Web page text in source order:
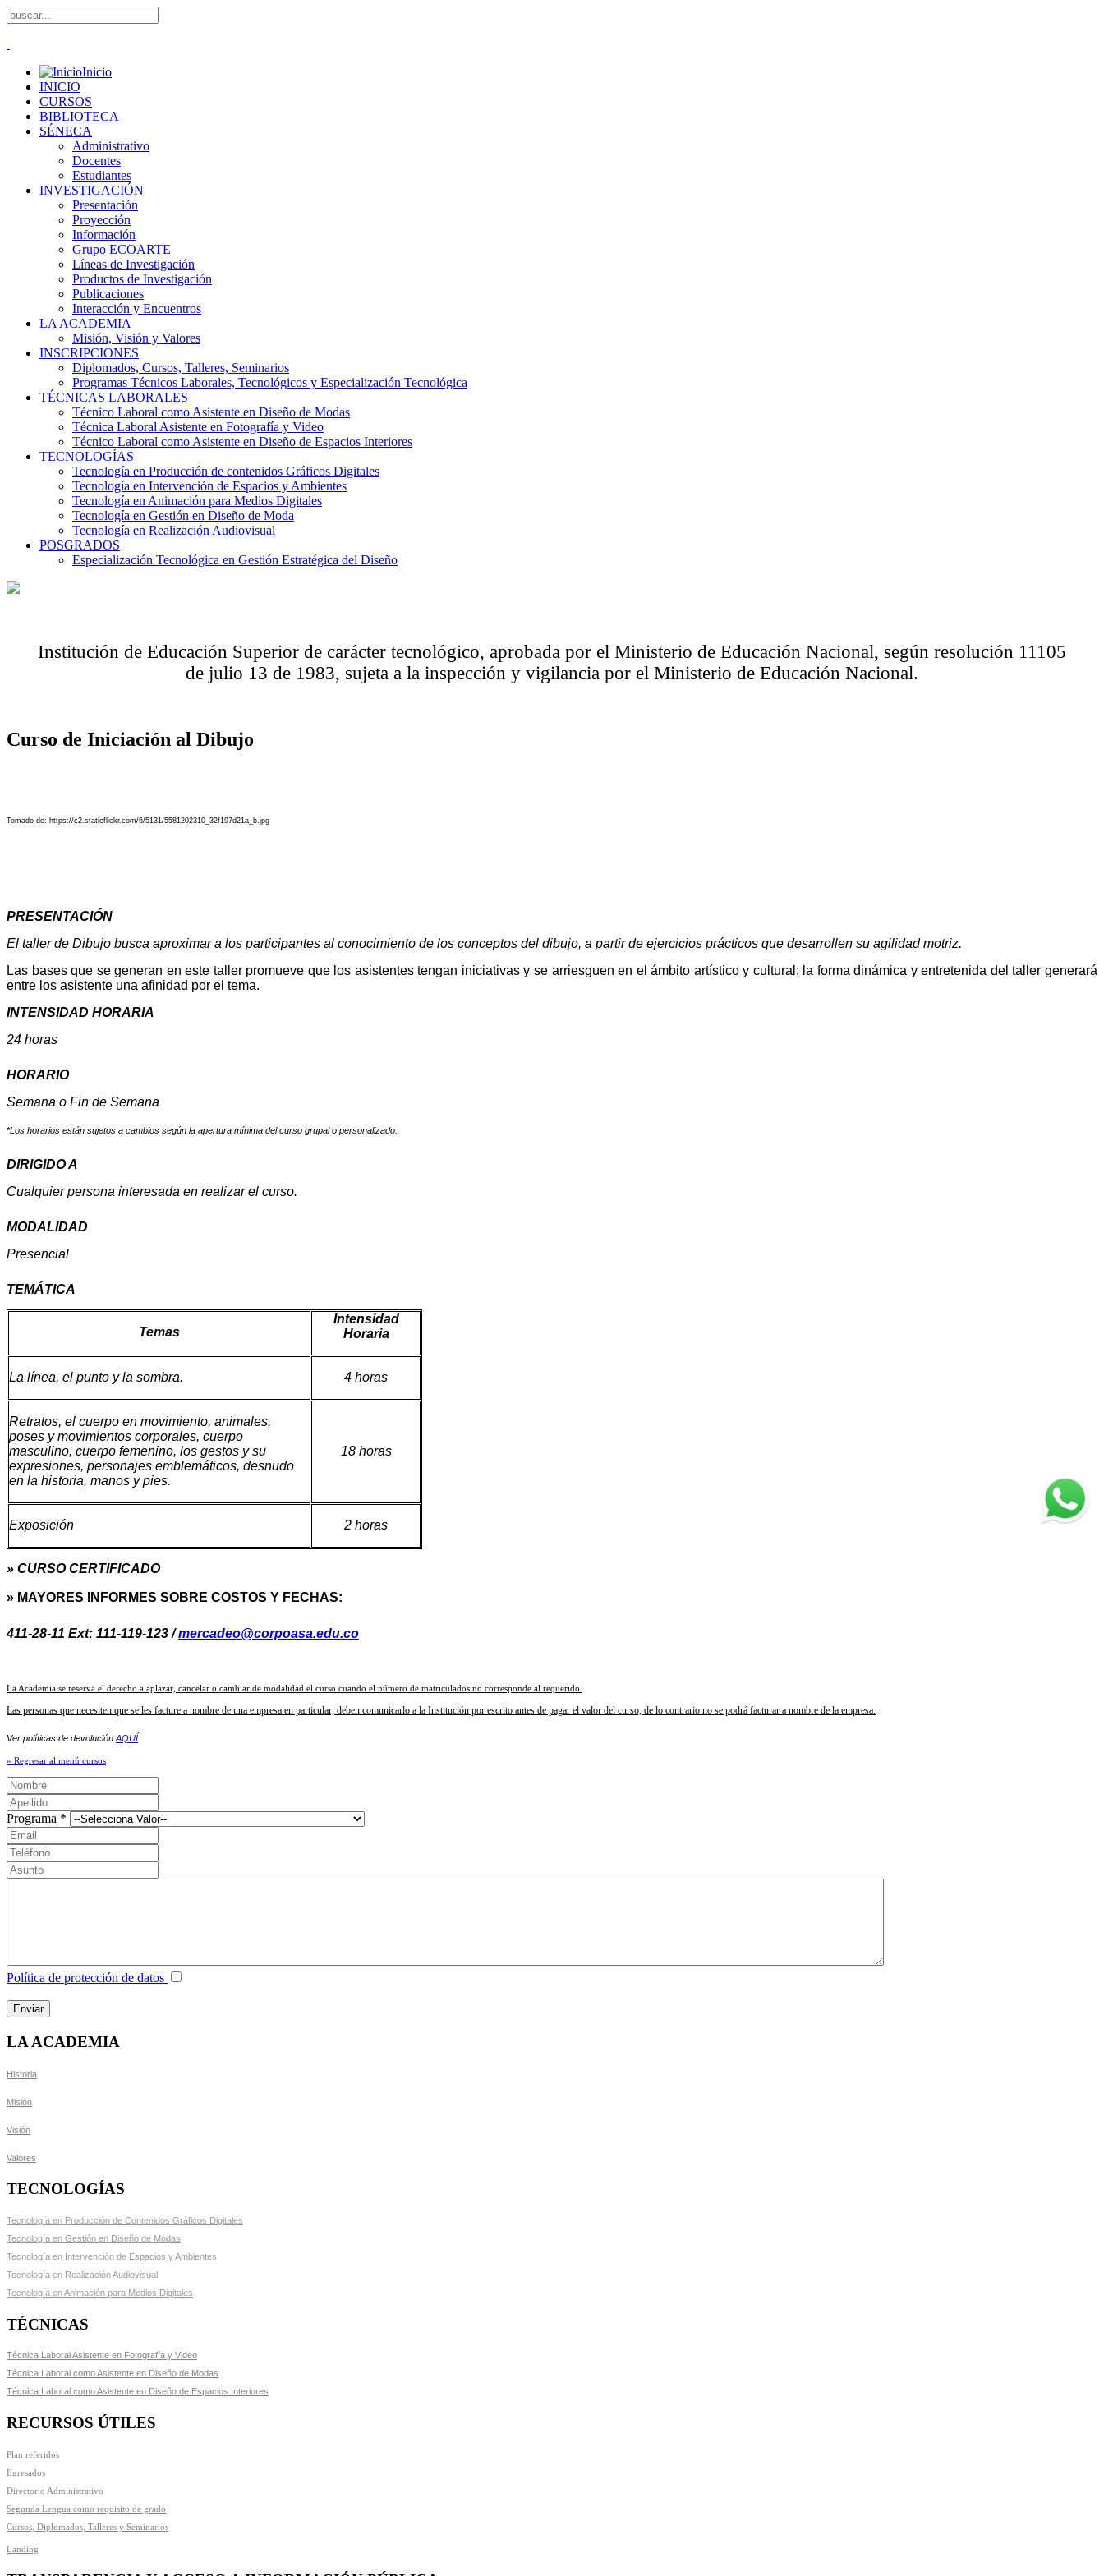
Inicio
INICIO
CURSOS
BIBLIOTECA
SÉNECA
Administrativo
Docentes
Estudiantes
INVESTIGACIÓN
Presentación
Proyección
Información
Grupo ECOARTE
Líneas de Investigación
Productos de Investigación
Publicaciones
Interacción y Encuentros
LA ACADEMIA
Misión, Visión y Valores
INSCRIPCIONES
Diplomados, Cursos, Talleres, Seminarios
Programas Técnicos Laborales, Tecnológicos y Especialización Tecnológica
TÉCNICAS LABORALES
Técnico Laboral como Asistente en Diseño de Modas
Técnica Laboral Asistente en Fotografía y Video
Técnico Laboral como Asistente en Diseño de Espacios Interiores
TECNOLOGÍAS
Tecnología en Producción de contenidos Gráficos Digitales
Tecnología en Intervención de Espacios y Ambientes
Tecnología en Animación para Medios Digitales
Tecnología en Gestión en Diseño de Moda
Tecnología en Realización Audiovisual
POSGRADOS
Especialización Tecnológica en Gestión Estratégica del Diseño
Institución de Educación Superior de carácter tecnológico, aprobada por el Ministerio de Educación Nacional, según resolución 11105
de julio 13 de 1983, sujeta a la inspección y vigilancia por el Ministerio de Educación Nacional.
Curso de Iniciación al Dibujo
Tomado de: https://c2.staticflickr.com/6/5131/5581202310_32f197d21a_b.jpg
PRESENTACIÓN
El taller de Dibujo busca aproximar a los participantes al conocimiento de los conceptos del dibujo, a partir de ejercicios prácticos que desarrollen su agilidad motriz.
Las bases que se generan en este taller promueve que los asistentes tengan iniciativas y se arriesguen en el ámbito artístico y cultural; la forma dinámica y entretenida del taller generará
entre los asistente una afinidad por el tema.
INTENSIDAD HORARIA
24 horas
HORARIO
Semana o Fin de Semana
*Los horarios están sujetos a cambios según la apertura mínima del curso grupal o personalizado.
DIRIGIDO A
Cualquier persona interesada en realizar el curso.
MODALIDAD
Presencial
TEMÁTICA
Temas
Intensidad
Horaria
La línea, el punto y la sombra. 4 horas
Retratos, el cuerpo en movimiento, animales,
poses y movimientos corporales, cuerpo
masculino, cuerpo femenino, los gestos y su
expresiones, personajes emblemáticos, desnudo
en la historia, manos y pies.
18 horas
Exposición 2 horas
» CURSO CERTIFICADO
» MAYORES INFORMES SOBRE COSTOS Y FECHAS:
411-28-11 Ext: 111-119-123 /mercadeo@corpoasa.edu.co
La Academia se reserva el derecho a aplazar, cancelar o cambiar de modalidad el curso cuando el número de matriculados no corresponde al requerido.
Las personas que necesiten que se les facture a nombre de una empresa en particular, deben comunicarlo a la Institución por escrito antes de pagar el valor del curso, de lo contrario no se podrá facturar a nombre de la empresa.
Ver políticas de devolución AQUÍ
» Regresar al menú cursos
Programa *
Política de protección de datos
LA ACADEMIA
Historia
Misión
Visión
Valores
TECNOLOGÍAS
Tecnología en Producción de Contenidos Gráficos Digitales
Tecnología en Gestión en Diseño de Modas
Tecnología en Intervención de Espacios y Ambientes
Tecnología en Realización Audiovisual
Tecnología en Animación para Medios Digitales
TÉCNICAS
Técnica Laboral Asistente en Fotografía y Video
Técnica Laboral como Asistente en Diseño de Modas
Técnica Laboral como Asistente en Diseño de Espacios Interiores
RECURSOS ÚTILES
Plan referidos
Egresados
Directorio Administrativo
Segunda Lengua como requisito de grado
Cursos, Diplomados, Talleres y Seminarios
Landing